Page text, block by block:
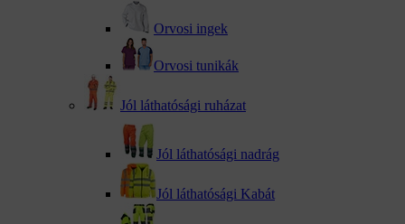
Orvosi ingek
Orvosi tunikák
Jól láthatósági ruházat
Jól láthatósági nadrág
Jól láthatósági Kabát